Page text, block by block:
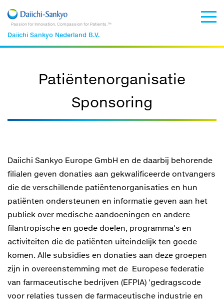
Passion for Innovation. Compassion for Patients.™
Daiichi Sankyo Nederland B.V.
Patiëntenorganisatie
Sponsoring
Daiichi Sankyo Europe GmbH en de daarbij behorende
filialen geven donaties aan gekwalificeerde ontvangers
die de verschillende patiëntenorganisaties en hun
patiënten ondersteunen en informatie geven aan het
publiek over medische aandoeningen en andere
filantropische en goede doelen, programma's en
activiteiten die de patiënten uiteindelijk ten goede
komen. Alle subsidies en donaties aan deze groepen
zijn in overeenstemming met de Europese federatie
van farmaceutische bedrijven (EFPIA) 'gedragscode
voor relaties tussen de farmaceutische industrie en